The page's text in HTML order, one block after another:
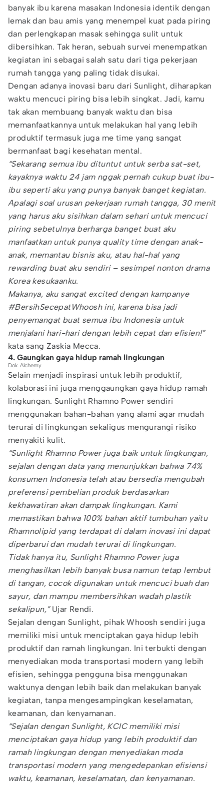
banyak ibu karena masakan Indonesia identik dengan
lemak dan bau amis yang menempel kuat pada piring
dan perlengkapan masak sehingga sulit untuk
dibersihkan. Tak heran, sebuah survei menempatkan
kegiatan ini sebagai salah satu dari tiga pekerjaan
rumah tangga yang paling tidak disukai.
Dengan adanya inovasi baru dari Sunlight, diharapkan
waktu mencuci piring bisa lebih singkat. Jadi, kamu
tak akan membuang banyak waktu dan bisa
memanfaatkannya untuk melakukan hal yang lebih
produktif termasuk juga me time yang sangat
bermanfaat bagi kesehatan mental.
“Sekarang semua ibu dituntut untuk serba sat-set,
kayaknya waktu 24 jam nggak pernah cukup buat ibu-
ibu seperti aku yang punya banyak banget kegiatan.
Apalagi soal urusan pekerjaan rumah tangga, 30 menit
yang harus aku sisihkan dalam sehari untuk mencuci
piring sebetulnya berharga banget buat aku
manfaatkan untuk punya quality time dengan anak-
anak, memantau bisnis aku, atau hal-hal yang
rewarding buat aku sendiri – sesimpel nonton drama
Korea kesukaanku.
Makanya, aku sangat excited dengan kampanye
#BersihSecepatWhoosh ini, karena bisa jadi
penyemangat buat semua ibu Indonesia untuk
menjalani hari-hari dengan lebih cepat dan efisien!”
kata sang Zaskia Mecca.
4. Gaungkan gaya hidup ramah lingkungan
Dok. Alchemy
Selain menjadi inspirasi untuk lebih produktif,
kolaborasi ini juga menggaungkan gaya hidup ramah
lingkungan. Sunlight Rhamno Power sendiri
menggunakan bahan-bahan yang alami agar mudah
terurai di lingkungan sekaligus mengurangi risiko
menyakiti kulit.
“Sunlight Rhamno Power juga baik untuk lingkungan,
sejalan dengan data yang menunjukkan bahwa 74%
konsumen Indonesia telah atau bersedia mengubah
preferensi pembelian produk berdasarkan
kekhawatiran akan dampak lingkungan. Kami
memastikan bahwa 100% bahan aktif tumbuhan yaitu
Rhamnolipid yang terdapat di dalam inovasi ini dapat
diperbarui dan mudah terurai di lingkungan.
Tidak hanya itu, Sunlight Rhamno Power juga
menghasilkan lebih banyak busa namun tetap lembut
di tangan, cocok digunakan untuk mencuci buah dan
sayur, dan mampu membersihkan wadah plastik
sekalipun,”Ujar Rendi.
Sejalan dengan Sunlight, pihak Whoosh sendiri juga
memiliki misi untuk menciptakan gaya hidup lebih
produktif dan ramah lingkungan. Ini terbukti dengan
menyediakan moda transportasi modern yang lebih
efisien, sehingga pengguna bisa menggunakan
waktunya dengan lebih baik dan melakukan banyak
kegiatan, tanpa mengesampingkan keselamatan,
keamanan, dan kenyamanan.
“Sejalan dengan Sunlight, KCIC memiliki misi
menciptakan gaya hidup yang lebih produktif dan
ramah lingkungan dengan menyediakan moda
transportasi modern yang mengedepankan efisiensi
waktu, keamanan, keselamatan, dan kenyamanan.